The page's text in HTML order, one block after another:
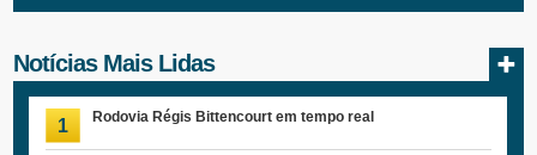
Notícias Mais Lidas
1 Rodovia Régis Bittencourt em tempo real